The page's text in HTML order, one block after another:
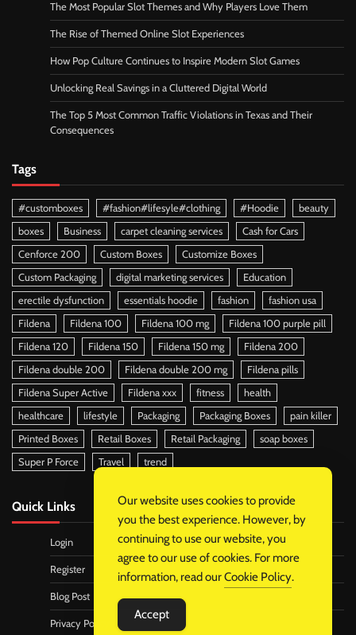
The Most Popular Slot Themes and Why Players Love Them
The Rise of Themed Online Slot Experiences
How Pop Culture Continues to Inspire Modern Slot Games
Unlocking Real Savings in a Cluttered Digital World
The Top 5 Most Common Traffic Violations in Texas and Their
Consequences
Tags
#customboxes #fashion#lifesyle#clothing #Hoodie
beauty
boxes
Business carpet cleaning services
Cash for Cars
Cenforce 200
Custom Boxes
Customize Boxes
Custom Packaging
digital marketing services
Education
erectile dysfunction
essentials hoodie fashion
fashion usa
Fildena
Fildena 100 Fildena 100 mg
Fildena 100 purple pill
Fildena 120
Fildena 150 Fildena 150 mg
Fildena 200
Fildena double 200
Fildena double 200 mg
Fildena pills
Fildena Super Active
Fildena xxx fitness
health
healthcare
lifestyle Packaging Packaging Boxes
pain killer
Printed Boxes
Retail Boxes Retail Packaging
soap boxes
Super P Force
Travel trend
Quick Links
Login
Register
Blog Post
Privacy Policy
Our website uses cookies to provide
you the best experience. However, by
continuing to use our website, you
agree to our use of cookies. For more
information, read ourCookie Policy.
Accept